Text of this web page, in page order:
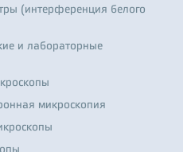
(интерференция белого
и лабораторные
микроскопия